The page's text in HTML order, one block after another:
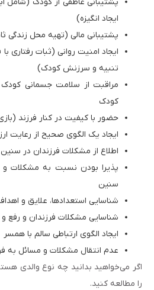
ایجاد انگیزه)
پشتیبانی مالی (تهیه محل زندگی
ایجاد امنیت روانی (ثبات رفتاری
تنبیه و سرزنش کودک)
مراقبت از سلامت جسمانی
کودک
حضور با کیفیت در کنار فرزند
ایجاد یک الگوی صحیح از رعایت
اطلاع از مشکلات فرزندان در
پذیرا بودن نسبت به مشکلات و
سنین
شناسایی استعدادها، علایق و
شناسایی مشکلات فرزندان و رفع
ایجاد الگوی ارتباطی سالم با همسر
عدم انتقال مشکلات و مسائل به
اگر می‌خواهید بدانید چه نوع والدی
را مطالعه کنید.